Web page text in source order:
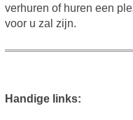
verhuren of huren een
voor u zal zijn.
Handige links: